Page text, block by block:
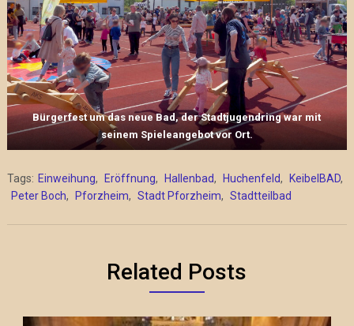
Bürgerfest um das neue Bad, der Stadtjugendring war mit
seinem Spieleangebot vor Ort.
Tags: Einweihung, Eröffnung, Hallenbad, Huchenfeld, KeibelBAD,
Peter Boch, Pforzheim, Stadt Pforzheim, Stadtteilbad
Related Posts